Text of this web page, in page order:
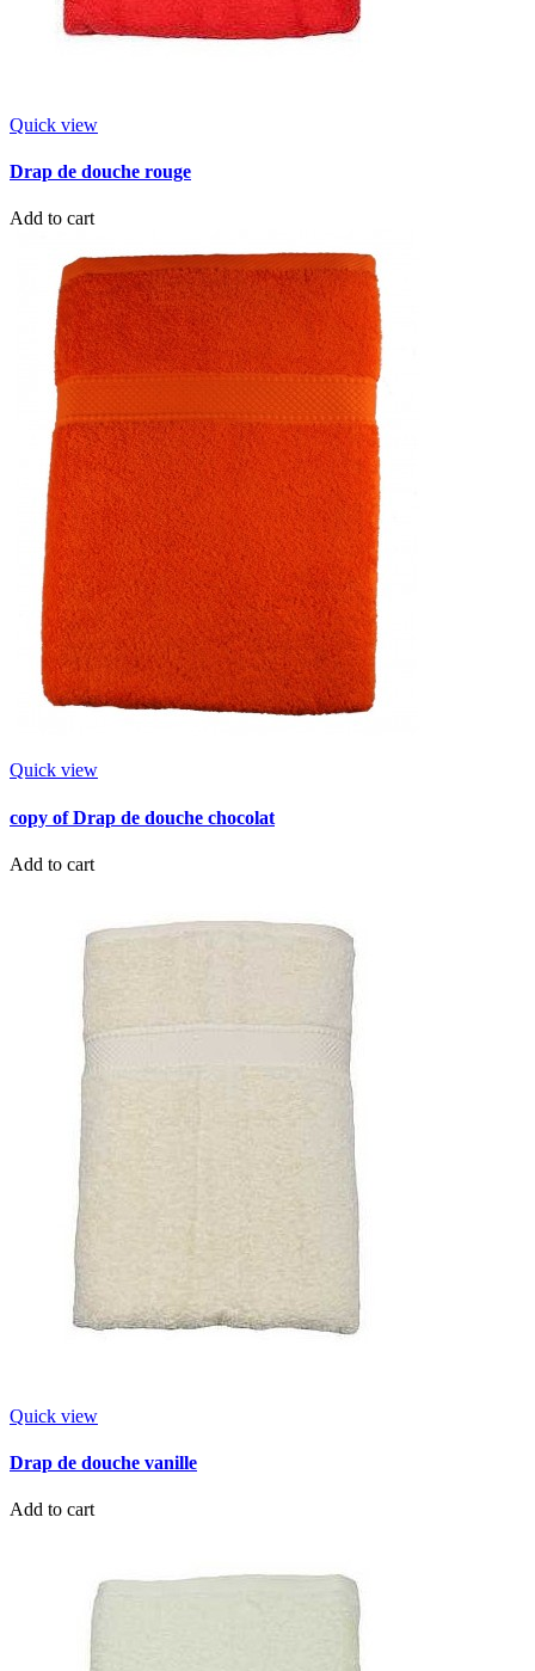
Quick view
Drap de douche rouge
Add to cart
Quick view
copy of Drap de douche chocolat
Add to cart
Quick view
Drap de douche vanille
Add to cart